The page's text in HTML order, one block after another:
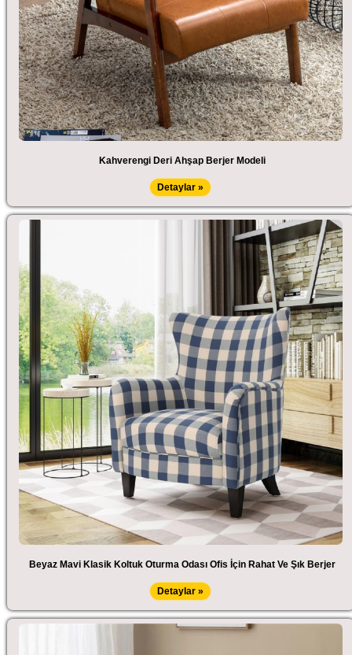
Kahverengi Deri Ahşap Berjer Modeli
Detaylar »
Beyaz Mavi Klasik Koltuk Oturma Odası Ofis İçin Rahat Ve Şık Berjer
Detaylar »